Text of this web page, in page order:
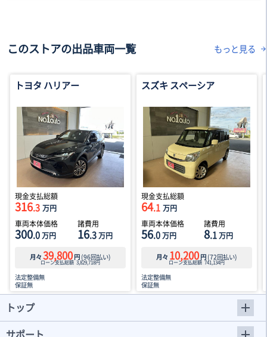
このストアの出品車両一覧 もっと見る
トヨタ ハリアー
現金支払総額
316.3 万円
車両本体価格
300.0万円
諸費用
16.3万円
月々 39,800円 (96回払い)
ローン支払総額 3,829,718円
法定整備無
保証無
スズキ スペーシア
現金支払総額
64.1 万円
車両本体価格
56.0万円
諸費用
8.1万円
月々 10,200円 (72回払い)
ローン支払総額 741,134円
法定整備無
保証無
トップ
サポート